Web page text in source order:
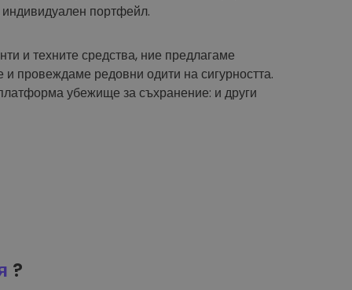
портфейл.
и техните средства, ние предлагаме
провеждаме редовни одити на сигурността.
убежище за съхранение: и други
?